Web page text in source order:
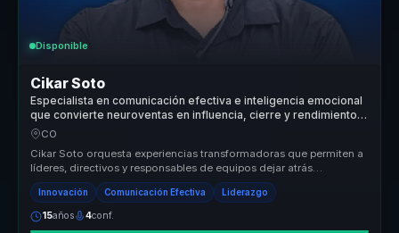
Disponible
Cikar Soto
Especialista en comunicación efectiva e inteligencia emocional
que convierte neuroventas en influencia, cierre y rendimiento
para equipos comerciales.
CO
Cikar Soto orquesta experiencias transformadoras que permiten a
líderes, directivos y responsables de equipos dejar atrás
estructuras des...
Innovación Comunicación Efectiva Liderazgo
15años 4conf.